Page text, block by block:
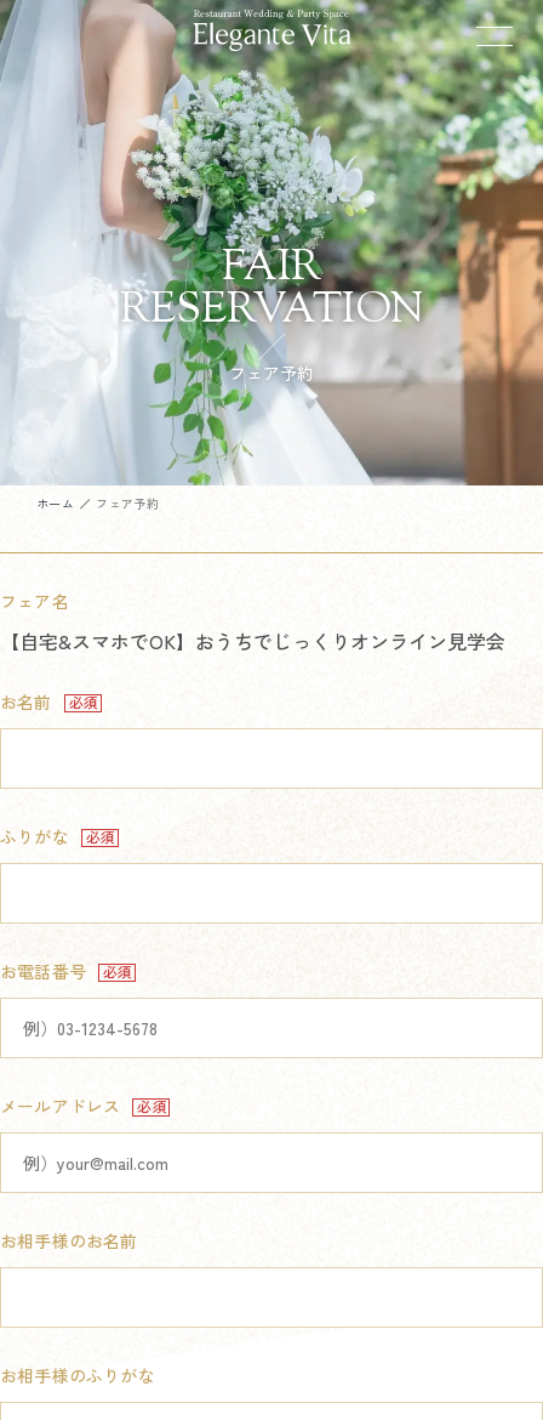
FAIR
RESERVATION
フェア予約
ホーム フェア予約
フェア名
【自宅&スマホでOK】おうちでじっくりオンライン見学会
お名前
ふりがな
お電話番号
メールアドレス
お相手様のお名前
お相手様のふりがな